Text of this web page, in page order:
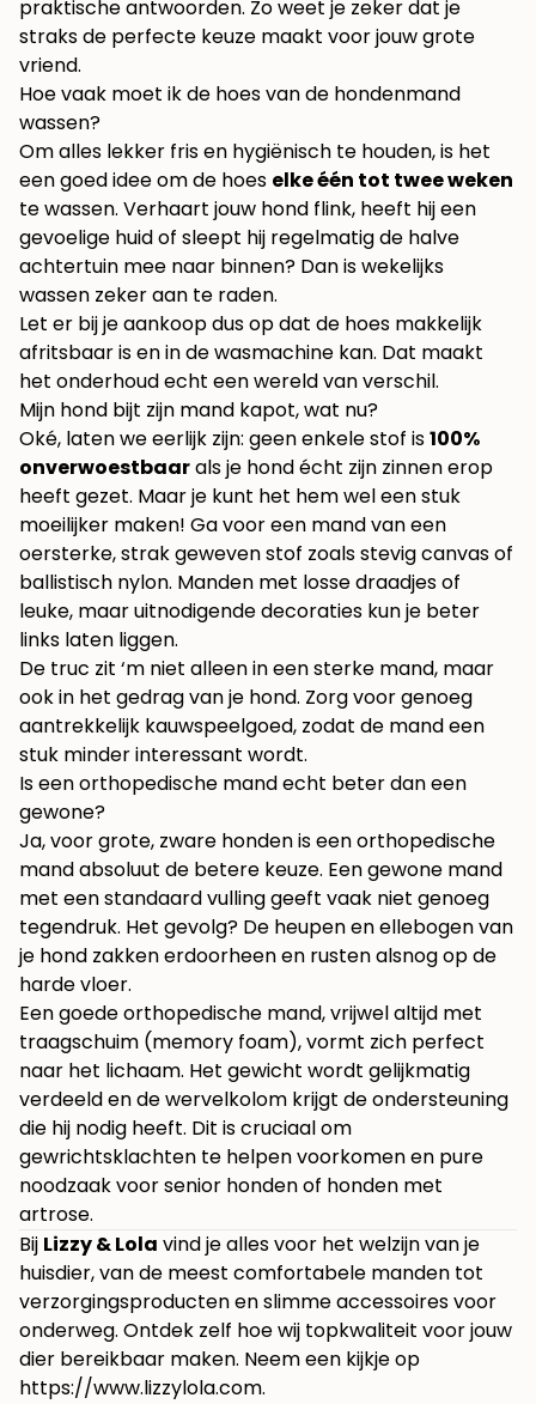
praktische antwoorden. Zo weet je zeker dat je
straks de perfecte keuze maakt voor jouw grote
vriend.
Hoe vaak moet ik de hoes van de hondenmand
wassen?
Om alles lekker fris en hygiënisch te houden, is het
een goed idee om de hoes elke één tot twee weken
te wassen. Verhaart jouw hond flink, heeft hij een
gevoelige huid of sleept hij regelmatig de halve
achtertuin mee naar binnen? Dan is wekelijks
wassen zeker aan te raden.
Let er bij je aankoop dus op dat de hoes makkelijk
afritsbaar is en in de wasmachine kan. Dat maakt
het onderhoud echt een wereld van verschil.
Mijn hond bijt zijn mand kapot, wat nu?
Oké, laten we eerlijk zijn: geen enkele stof is100%
onverwoestbaarals je hond écht zijn zinnen erop
heeft gezet. Maar je kunt het hem wel een stuk
moeilijker maken! Ga voor een mand van een
oersterke, strak geweven stof zoals stevig canvas of
ballistisch nylon. Manden met losse draadjes of
leuke, maar uitnodigende decoraties kun je beter
links laten liggen.
De truc zit ‘m niet alleen in een sterke mand, maar
ook in het gedrag van je hond. Zorg voor genoeg
aantrekkelijk kauwspeelgoed, zodat de mand een
stuk minder interessant wordt.
Is een orthopedische mand echt beter dan een
gewone?
Ja, voor grote, zware honden is een orthopedische
mand absoluut de betere keuze. Een gewone mand
met een standaard vulling geeft vaak niet genoeg
tegendruk. Het gevolg? De heupen en ellebogen van
je hond zakken erdoorheen en rusten alsnog op de
harde vloer.
Een goede orthopedische mand, vrijwel altijd met
traagschuim (memory foam), vormt zich perfect
naar het lichaam. Het gewicht wordt gelijkmatig
verdeeld en de wervelkolom krijgt de ondersteuning
die hij nodig heeft. Dit is cruciaal om
gewrichtsklachten te helpen voorkomen en pure
noodzaak voor senior honden of honden met
artrose.
Bij Lizzy & Lola vind je alles voor het welzijn van je
huisdier, van de meest comfortabele manden tot
verzorgingsproducten en slimme accessoires voor
onderweg. Ontdek zelf hoe wij topkwaliteit voor jouw
dier bereikbaar maken. Neem een kijkje op
https://www.lizzylola.com.